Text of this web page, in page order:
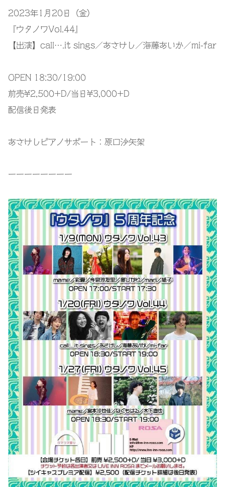
2023年1月20日（金）
『ウタノワVol.44』
【出演】call….it sings／あさけし／海藤あいか／mi-far
OPEN 18:30/19:00
前売¥2,500+D/当日¥3,000+D
配信後日発表
あさけしピアノサポート：原口沙矢架
ーーーーーーーー